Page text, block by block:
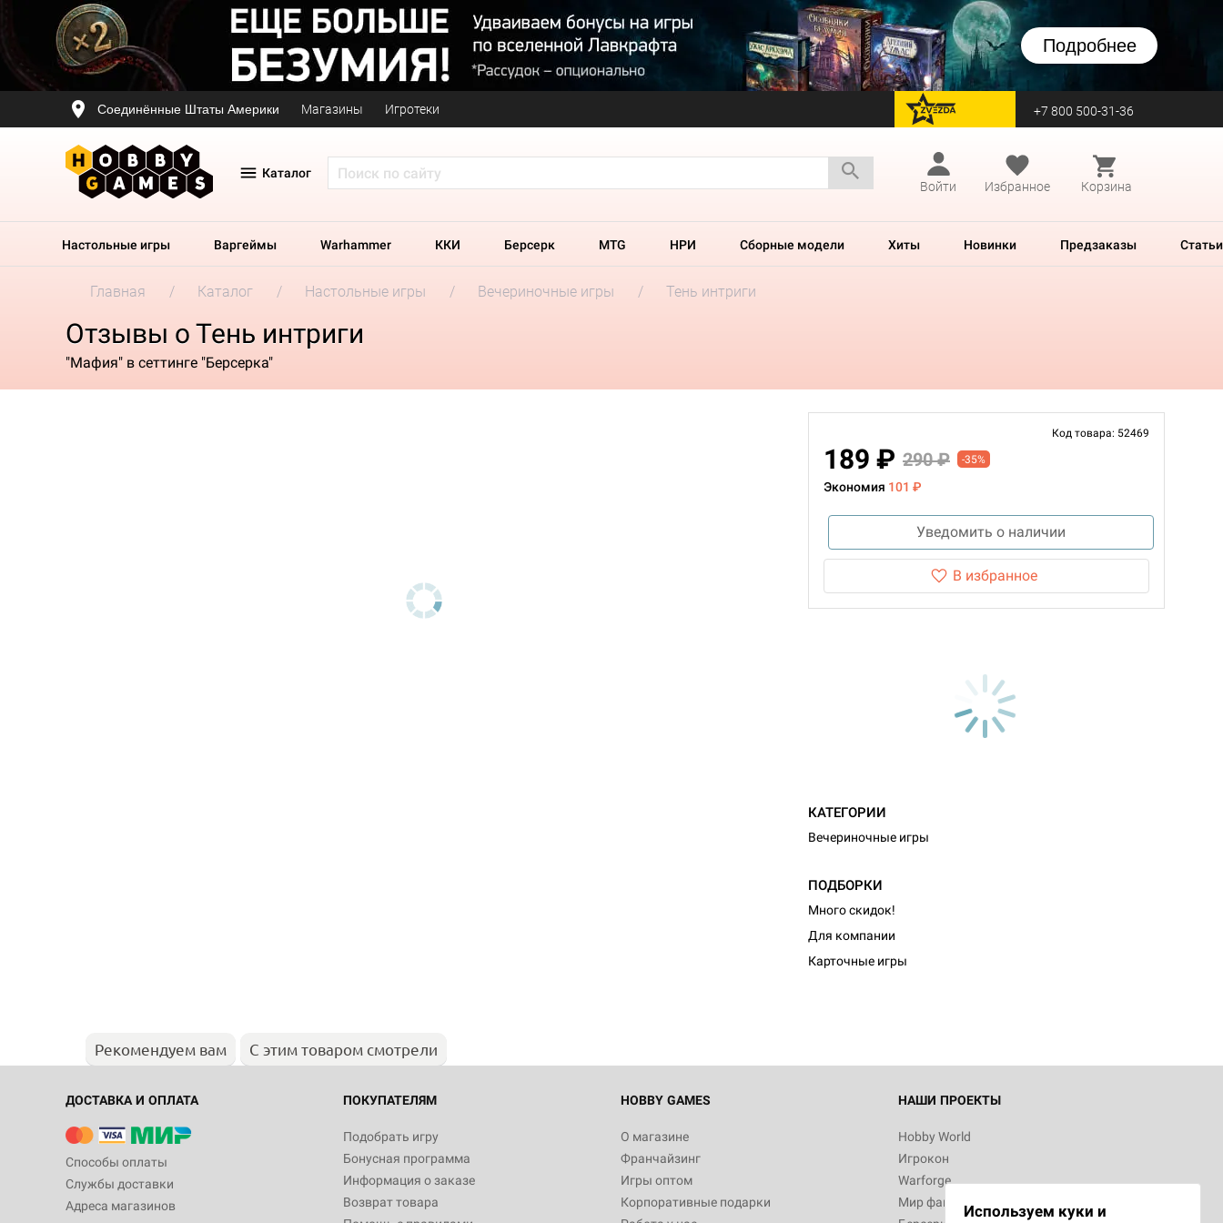
Подробнее
Соединённые Штаты Америки Магазины Игротеки перейти на Zvezda +7 800 500-31-36
Каталог
Войти
Избранное Корзина
Настольные игры Варгеймы Warhammer ККИ Берсерк MTG НРИ Сборные модели Хиты Новинки Предзаказы Статьи
Главная Каталог Настольные игры Вечериночные игры Тень интриги
Отзывы о Тень интриги
"Мафия" в сеттинге "Берсерка"
Код товара: 52469
189 ₽ 290 ₽ -35%
Экономия 101 ₽
Уведомить о наличии
В избранное
КАТЕГОРИИ
Вечериночные игры
ПОДБОРКИ
Много скидок!
Для компании
Карточные игры
Рекомендуем вам С этим товаром смотрели
ДОСТАВКА И ОПЛАТА
Способы оплаты
Службы доставки
Адреса магазинов
ПОКУПАТЕЛЯМ
Подобрать игру
Бонусная программа
Информация о заказе
Возврат товара
HOBBY GAMES
О магазине
Франчайзинг
Игры оптом
Корпоративные подарки
НАШИ ПРОЕКТЫ
Hobby World
Игрокон
Warforge
Мир фантастикиИспользуем куки и